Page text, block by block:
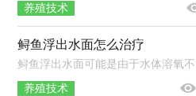
养殖技术
鲟鱼浮出水面怎么治疗
养殖技术